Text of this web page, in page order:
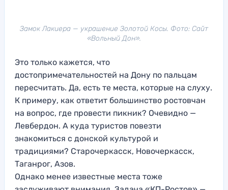
Замок Лакиера — украшение Золотой Косы. Фото: Сайт
«Вольный Дон».
Это только кажется, что
достопримечательностей на Дону по пальцам
пересчитать. Да, есть те места, которые на слуху.
К примеру, как ответит большинство ростовчан
на вопрос, где провести пикник? Очевидно —
Левбердон. А куда туристов повезти
знакомиться с донской культурой и
традициями? Старочеркасск, Новочеркасск,
Таганрог, Азов.
Однако менее известные места тоже